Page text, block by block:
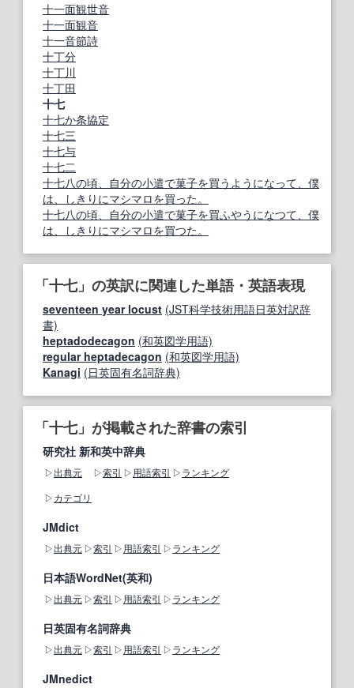
十一面観世音
十一面観音
十一音節詩
十丁分
十丁川
十丁田
十七
十七か条協定
十七三
十七与
十七二
十七八の頃、自分の小遣で菓子を買うようになって、僕
は、しきりにマシマロを買った。
十七八の頃、自分の小遣で菓子を買ふやうになつて、僕
は、しきりにマシマロを買つた。
「十七」の英訳に関連した単語・英語表現
seventeen year locust (JST科学技術用語日英対訳辞
書)
heptadodecagon (和英図学用語)
regular heptadecagon (和英図学用語)
Kanagi (日英固有名詞辞典)
「十七」が掲載された辞書の索引
研究社 新和英中辞典
出典元 索引 用語索引
ランキング
カテゴリ
JMdict
出典元 索引 用語索引 ランキング
日本語WordNet(英和)
出典元 索引 用語索引 ランキング
日英固有名詞辞典
出典元 索引 用語索引 ランキング
JMnedict